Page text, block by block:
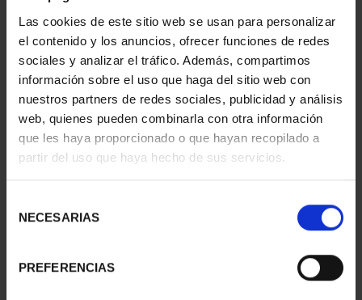
Las cookies de este sitio web se usan para personalizar
el contenido y los anuncios, ofrecer funciones de redes
sociales y analizar el tráfico. Además, compartimos
información sobre el uso que haga del sitio web con
nuestros partners de redes sociales, publicidad y análisis
web, quienes pueden combinarla con otra información
que les haya proporcionado o que hayan recopilado a
partir del uso que haya hecho de sus servicios.
NECESARIAS
PREFERENCIAS
CARTERITA MONEDA 40
EUR 2024 X
64,00 €